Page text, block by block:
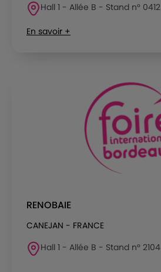
Hall 1 - Allée B - Stand n° 0412
En savoir +
RENOBAIE
CANEJAN - FRANCE
Hall 1 - Allée B - Stand n° 2104